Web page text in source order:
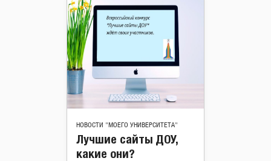
НОВОСТИ "МОЕГО УНИВЕРСИТЕТА"
Лучшие сайты ДОУ,
какие они?